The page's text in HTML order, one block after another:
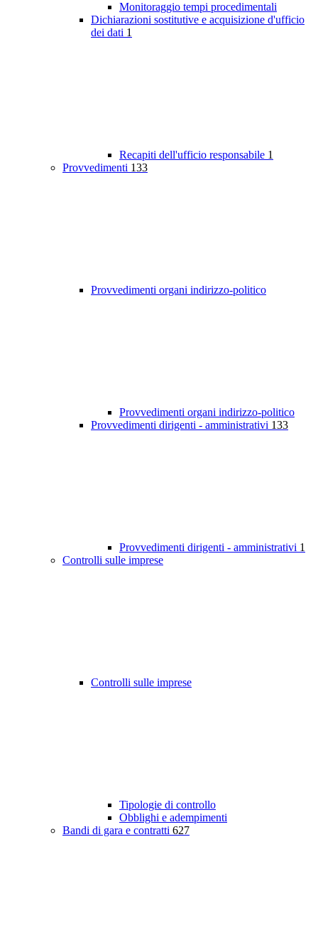
Monitoraggio tempi procedimentali
Dichiarazioni sostitutive e acquisizione d'ufficio
dei dati 1
Recapiti dell'ufficio responsabile 1
Provvedimenti 133
Provvedimenti organi indirizzo-politico
Provvedimenti organi indirizzo-politico
Provvedimenti dirigenti - amministrativi 133
Provvedimenti dirigenti - amministrativi 1
Controlli sulle imprese
Controlli sulle imprese
Tipologie di controllo
Obblighi e adempimenti
Bandi di gara e contratti 627